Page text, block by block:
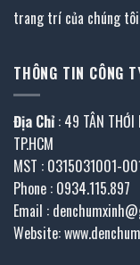
trang trí của chúng
THÔNG TIN CÔNG
Địa Chỉ : 49 TÂN
TP.HCM
MST : 0315031001-
Phone : 0934.115.897
Email :
Website: